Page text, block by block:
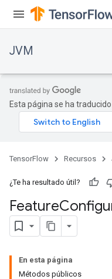
JVM
Esta página se ha
TensorFlow Recursos
¿Te ha resultado útil?
Feature
En esta página
Métodos públicos